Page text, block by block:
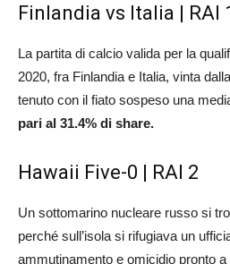
Finlandia vs Italia | RAI 1
La partita di calcio valida per la
2020, fra Finlandia e Italia, vinta
tenuto con il fiato sospeso una
pari al 31.4% di share.
Hawaii Five-0 | RAI 2
Un sottomarino nucleare russo si
perché sull’isola si rifugiava un
ammutinamento e omicidio pronto